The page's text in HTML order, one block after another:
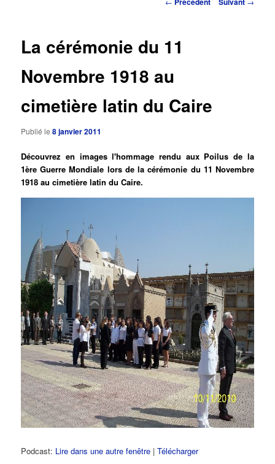
La cérémonie du 11
Novembre 1918 au
cimetière latin du Caire
Publié le8 janvier 2011
Découvrez en images l'hommage rendu aux Poilus de la
1ère Guerre Mondiale lors de la cérémonie du 11 Novembre
1918 au cimetière latin du Caire.
Podcast: Lire dans une autre fenêtre |Télécharger